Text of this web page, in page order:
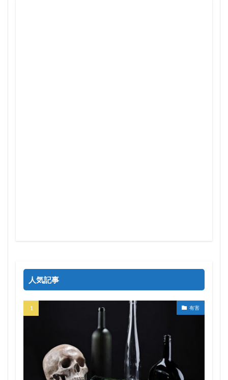
人気記事
有害